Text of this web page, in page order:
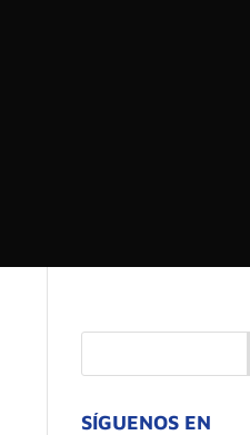
SÍGUENOS EN